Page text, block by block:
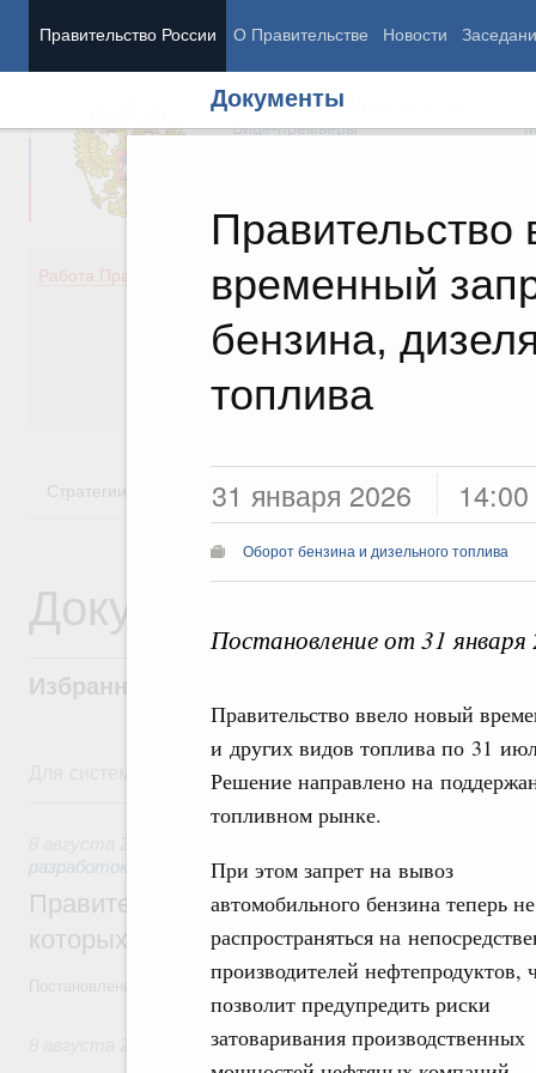
Правительство России О Правительстве Новости
Документы
Правительство
временный
бензина,
топлива
31 января 2026 14:00
Оборот бензина и дизельного топлива
Постановление от 31
Правительство ввело новый
и других видов топлива по 31
Решение направлено на
топливном рынке.
При этом запрет на вывоз
автомобильного бензина теперь
распространяться на
производителей нефтепродуктов,
позволит предупредить риски
затоваривания производственных
Председатель Правительства
Вице-премьеры
Работа Правительства
Демография
Здоровье
Культура
Государство
Стратегии Государственные программы
Документы
Избранные документы со справками к
Для системного поиска перейдите в раздел "Поиск по
8 августа, суббота
разработок
Правительство расширило перечень
которых освобождаются от НДФЛ
Постановление от 5 августа 2026 года №978
Отрасль информационных технологий